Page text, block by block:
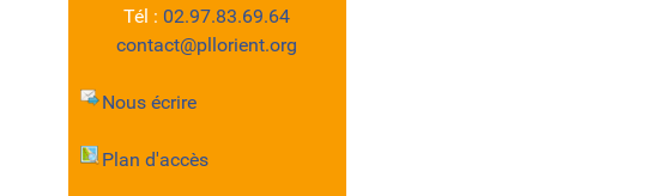
Tél : 02.97.83.69.64
contact@pllorient.org
Nous écrire
Plan d'accès